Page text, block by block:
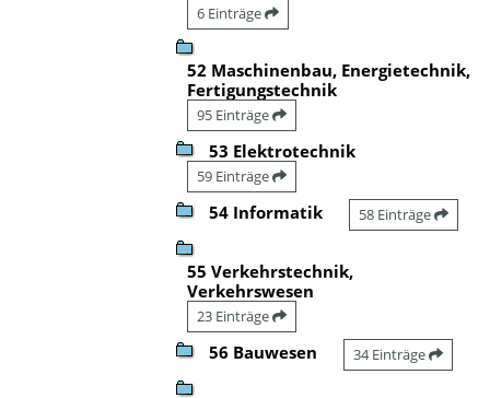
6 Einträge
52 Maschinenbau, Energietechnik,
Fertigungstechnik
95 Einträge
53 Elektrotechnik
59 Einträge
54 Informatik 58 Einträge
55 Verkehrstechnik,
Verkehrswesen
23 Einträge
56 Bauwesen 34 Einträge